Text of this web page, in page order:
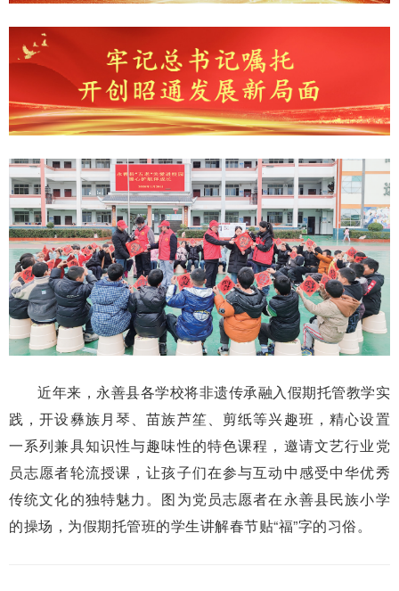
近年来，永善县各学校将非遗传承融入假期托管教学实
践，开设彝族月琴、苗族芦笙、剪纸等兴趣班，精心设置
一系列兼具知识性与趣味性的特色课程，邀请文艺行业党
员志愿者轮流授课，让孩子们在参与互动中感受中华优秀
传统文化的独特魅力。图为党员志愿者在永善县民族小学
的操场，为假期托管班的学生讲解春节贴“福”字的习俗。